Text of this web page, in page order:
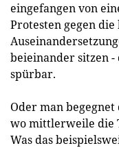
eingefangen von
Protesten gegen
beieinander sitzen -
spürbar.
Oder man
wo mittlerweile die
Was das